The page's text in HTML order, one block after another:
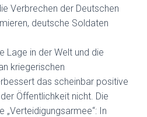
Verbrechen der Deutschen
deutsche Soldaten
Lage in der Welt und die
kriegerischen
das scheinbar positive
Öffentlichkeit nicht. Die
„Verteidigungsarmee“: In